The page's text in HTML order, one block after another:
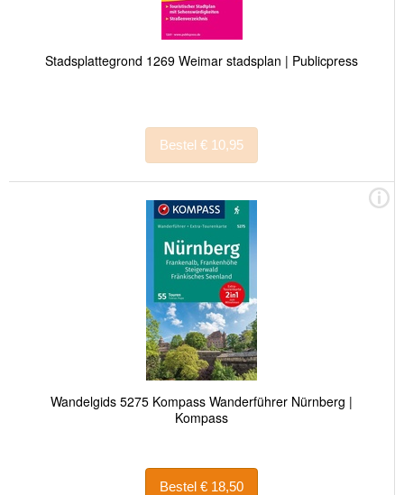
Stadsplattegrond 1269 Weimar stadsplan | Publicpress
Bestel € 10,95
Wandelgids 5275 Kompass Wanderführer Nürnberg |
Kompass
Bestel € 18,50